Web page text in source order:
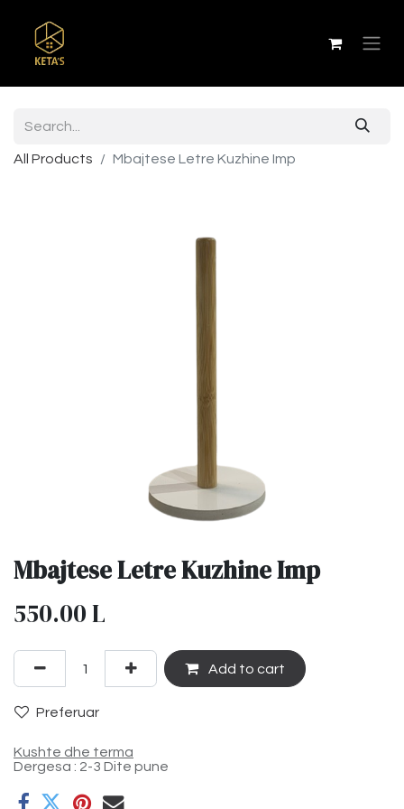
All Products Mbajtese Letre Kuzhine Imp
Mbajtese Letre Kuzhine Imp
550.00L
Add to cart
Preferuar
Kushte dhe terma
Dergesa : 2-3 Dite pune